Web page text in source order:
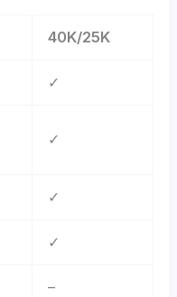
40K/25K
✓
✓
✓
✓
–